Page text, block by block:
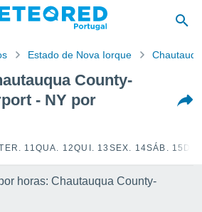
Estado de Nova Iorque
County-
- NY por
11QUA. 12QUI. 13 SEX. 14SÁB. 15
horas: Chautauqua County-